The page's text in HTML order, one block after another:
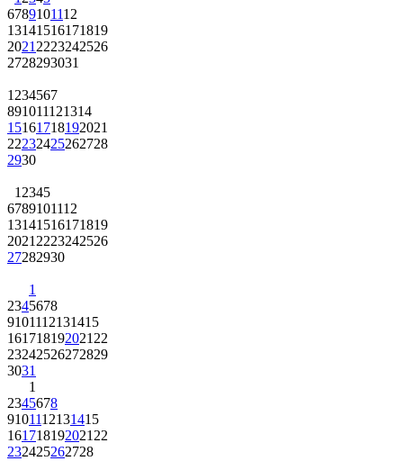
6789101112
13141516171819
20212223242526
2728293031
1234567
891011121314
15161718192021
22232425262728
2930
12345
6789101112
13141516171819
20212223242526
27282930
1
2345678
9101112131415
16171819202122
23242526272829
3031
1
2345678
9101112131415
16171819202122
232425262728